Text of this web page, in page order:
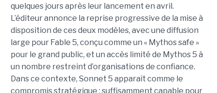
quelques jours après leur lancement en avril.
L’éditeur annonce la reprise progressive de la mise à
disposition de ces deux modèles, avec une diffusion
large pour Fable 5, conçu comme un « Mythos safe »
pour le grand public, et un accès limité de Mythos 5 à
un nombre restreint d’organisations de confiance.
Dans ce contexte, Sonnet 5 apparaît comme le
compromis stratégique : suffisamment capable pour